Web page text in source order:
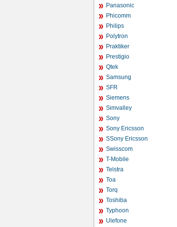
Panasonic
Phicomm
Philips
Polytron
Praktiker
Prestigio
Qtek
Samsung
SFR
Siemens
Simvalley
Sony
Sony Ericsson
SSony Ericsson
Swisscom
T-Mobile
Telstra
Toa
Torq
Toshiba
Typhoon
Ulefone